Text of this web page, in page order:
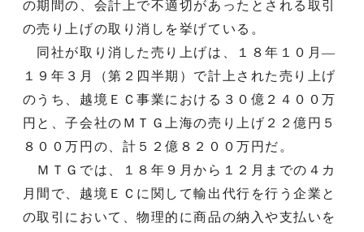
の期間の、会計上で不適切があったとされる取引
の売り上げの取り消しを挙げている。
同社が取り消した売り上げは、１８年１０月―
１９年３月（第２四半期）で計上された売り上げ
のうち、越境ＥＣ事業における３０億２４００万
円と、子会社のＭＴＧ上海の売り上げ２２億円５
８００万円の、計５２億８２００万円だ。
ＭＴＧでは、１８年９月から１２月までの４カ
月間で、越境ＥＣに関して輸出代行を行う企業と
の取引において、物理的に商品の納入や支払いを